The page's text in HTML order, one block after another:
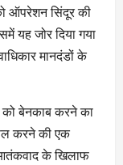
ऑपरेशन सिंदूर की
यह जोर दिया गया
मानदंडों के
बेनकाब करने का
करने की एक
के खिलाफ